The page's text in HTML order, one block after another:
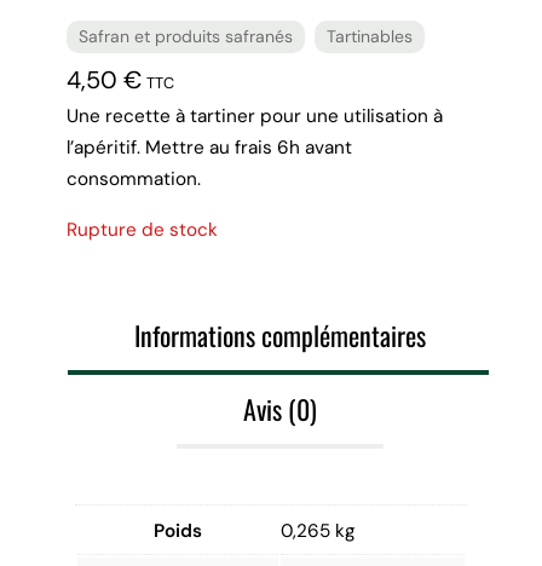
Safran et produits safranés Tartinables
4,50 € TTC
Une recette à tartiner pour une utilisation à
l’apéritif. Mettre au frais 6h avant
consommation.
Rupture de stock
Informations complémentaires
Avis (0)
Poids 0,265 kg